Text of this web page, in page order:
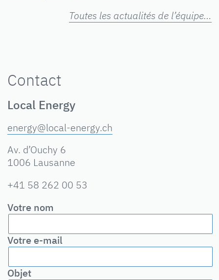
Toutes les actualités de l’équipe…
Contact
Local Energy
energy@local-energy.ch
Av. d’Ouchy 6
1006 Lausanne
+41 58 262 00 53
Votre nom
Votre e-mail
Objet